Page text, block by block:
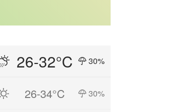
26-32°C 30%
26-34°C 30%